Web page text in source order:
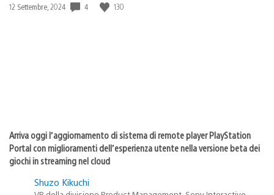
Data
12 Settembre, 2024 4 130
Arriva oggi l’aggiornamento di sistema di remote player PlayStation
Portal con miglioramenti dell’esperienza utente nella versione beta dei
giochi in streaming nel cloud
Shuzo Kikuchi